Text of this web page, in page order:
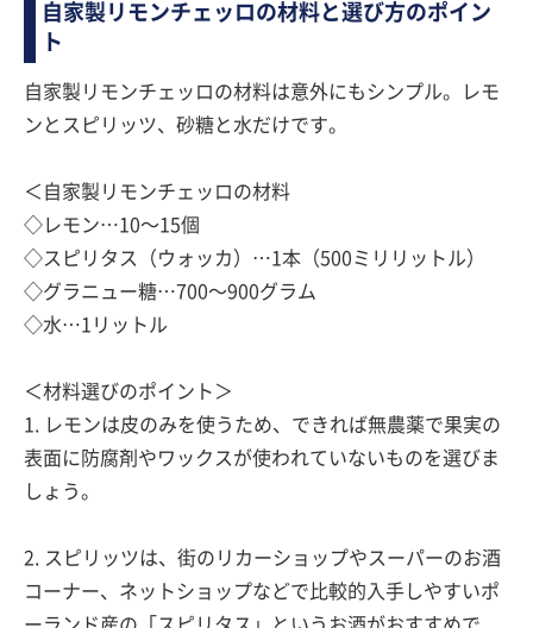
自家製リモンチェッロの材料と選び方のポイン
ト
自家製リモンチェッロの材料は意外にもシンプル。レモ
ンとスピリッツ、砂糖と水だけです。
＜自家製リモンチェッロの材料
◇レモン…10〜15個
◇スピリタス（ウォッカ）…1本（500ミリリットル）
◇グラニュー糖…700〜900グラム
◇水…1リットル
＜材料選びのポイント＞
1. レモンは皮のみを使うため、できれば無農薬で果実の
表面に防腐剤やワックスが使われていないものを選びま
しょう。
2. スピリッツは、街のリカーショップやスーパーのお酒
コーナー、ネットショップなどで比較的入手しやすいポ